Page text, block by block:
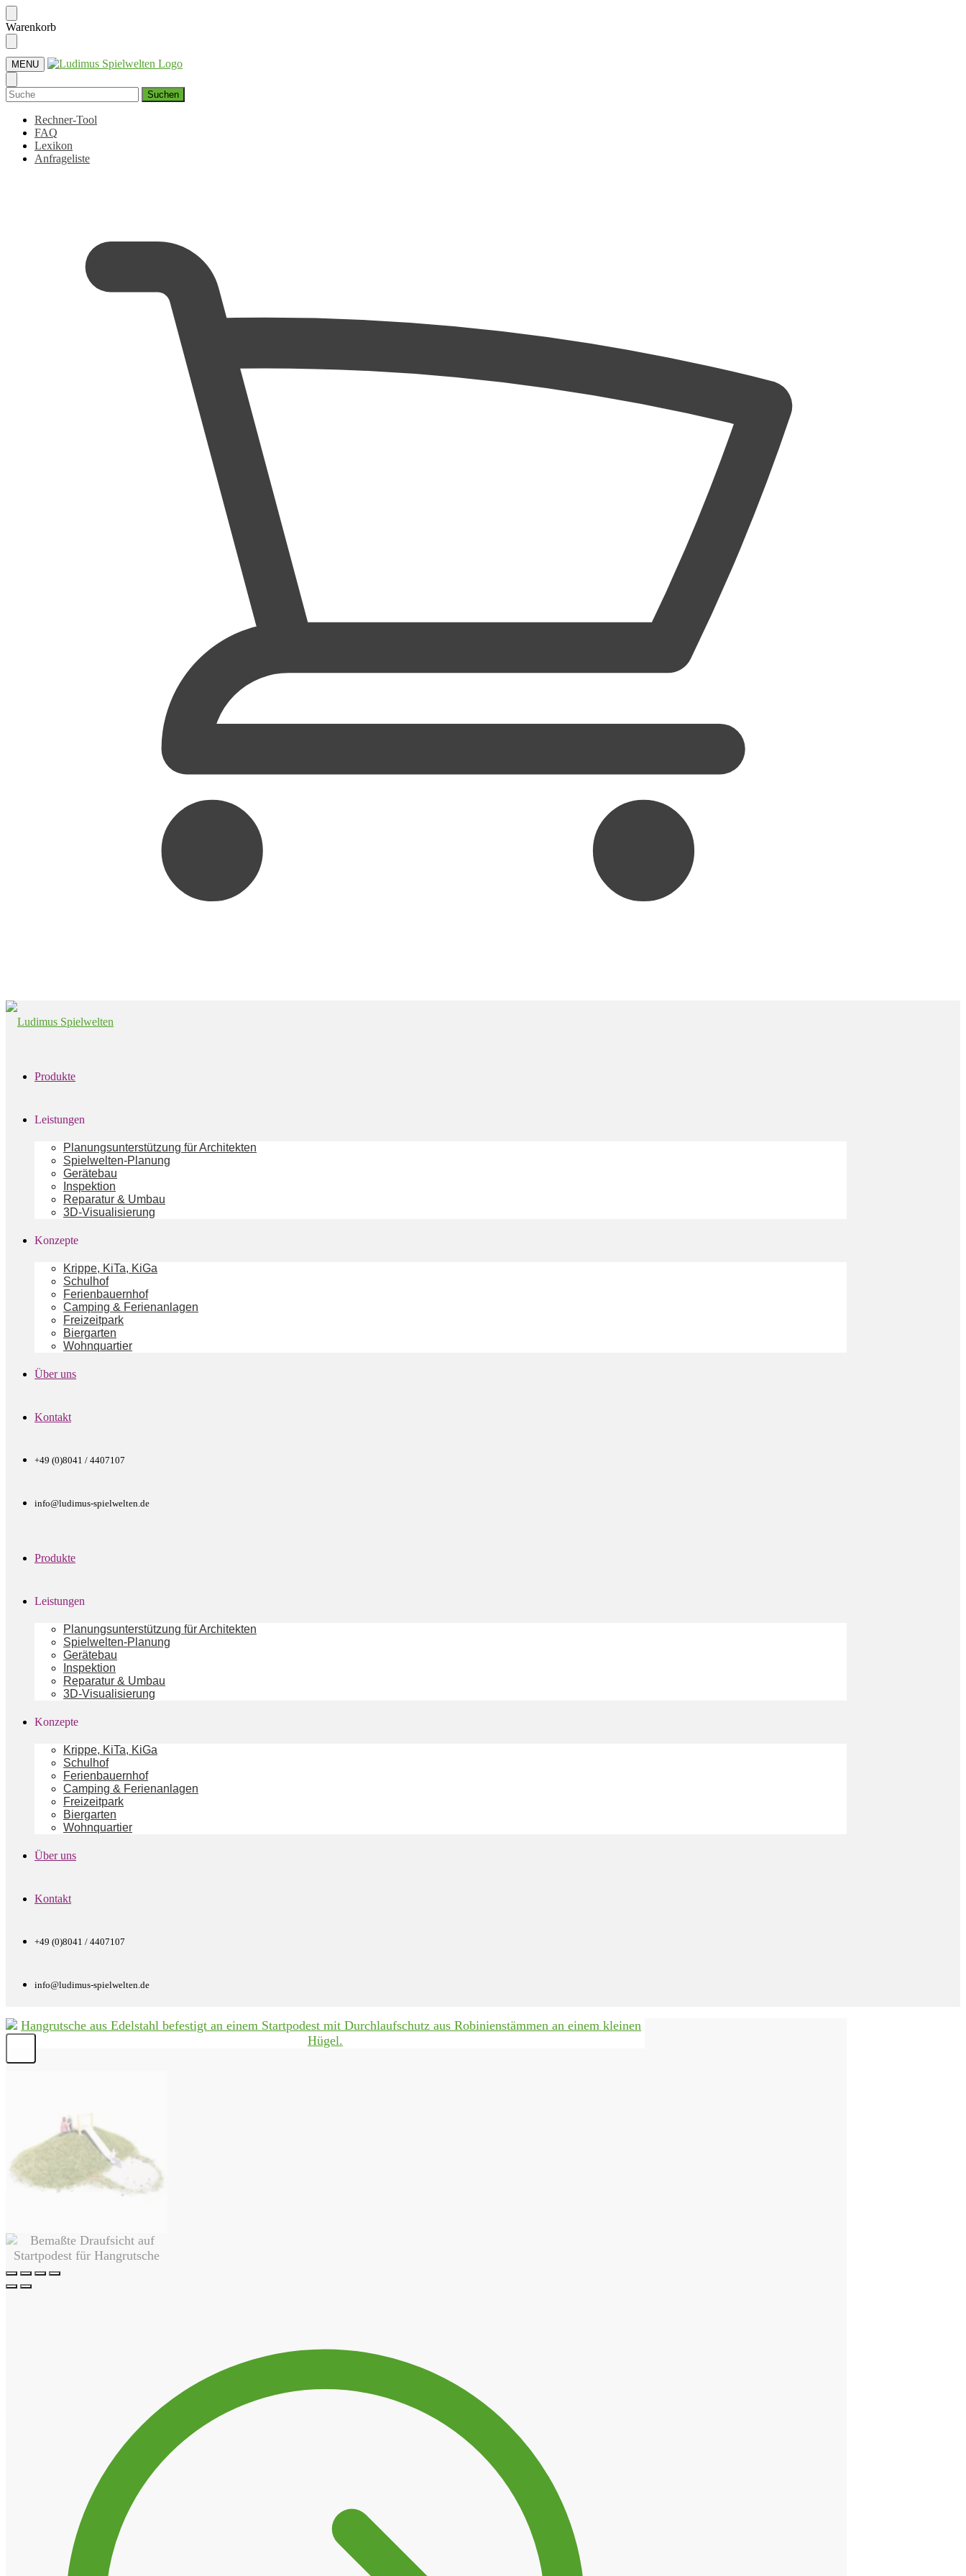
Skip
to
navigation
Skip
to
content
Warenkorb
MENU
Suchen
nach:
Rechner-Tool
FAQ
Lexikon
Anfrageliste
Produkte
Leistungen
Planungsunterstützung für Architekten
Spielwelten-Planung
Gerätebau
Inspektion
Reparatur & Umbau
3D-Visualisierung
Konzepte
Krippe, KiTa, KiGa
Schulhof
Ferienbauernhof
Camping & Ferienanlagen
Freizeitpark
Biergarten
Wohnquartier
Über uns
Kontakt
+49 (0)8041 / 4407107
info@ludimus-spielwelten.de
Produkte
Leistungen
Planungsunterstützung für Architekten
Spielwelten-Planung
Gerätebau
Inspektion
Reparatur & Umbau
3D-Visualisierung
Konzepte
Krippe, KiTa, KiGa
Schulhof
Ferienbauernhof
Camping & Ferienanlagen
Freizeitpark
Biergarten
Wohnquartier
Über uns
Kontakt
+49 (0)8041 / 4407107
info@ludimus-spielwelten.de